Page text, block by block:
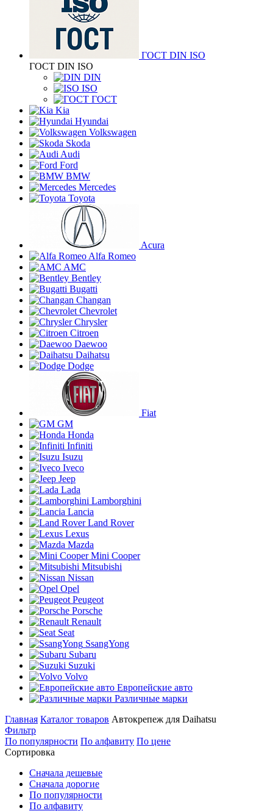
ГОСТ DIN ISO
ГОСТ DIN ISO
DIN
ISO
ГОСТ
Kia
Hyundai
Volkswagen
Skoda
Audi
Ford
BMW
Mercedes
Toyota
Acura
Alfa Romeo
AMC
Bentley
Bugatti
Changan
Chevrolet
Chrysler
Citroen
Daewoo
Daihatsu
Dodge
Fiat
GM
Honda
Infiniti
Isuzu
Iveco
Jeep
Lada
Lamborghini
Lancia
Land Rover
Lexus
Mazda
Mini Cooper
Mitsubishi
Nissan
Opel
Peugeot
Porsche
Renault
Seat
SsangYong
Subaru
Suzuki
Volvo
Европейские авто
Различные марки
Главная Каталог товаров Автокрепеж для Daihatsu
Фильтр
По популярности По алфавиту По цене
Сортировка
Сначала дешевые
Сначала дорогие
По популярности
По алфавиту